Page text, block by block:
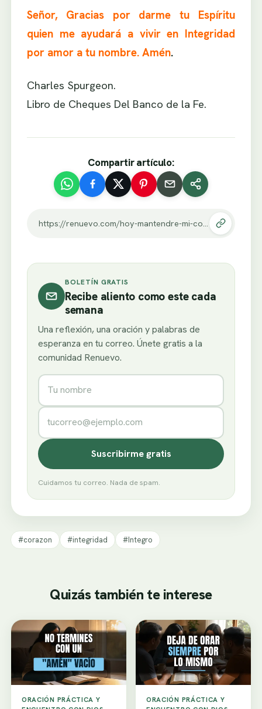
Señor, Gracias por darme tu Espíritu
quien me ayudará a vivir en Integridad
por amor a tu nombre. Amén.
Charles Spurgeon.
Libro de Cheques Del Banco de la Fe.
Compartir artículo:
https://renuevo.com/hoy-mantendre-mi-corazon-integro.html
BOLETÍN GRATIS
Recibe aliento como este cada
semana
Una reflexión, una oración y palabras de
esperanza en tu correo. Únete gratis a la
comunidad Renuevo.
Nombre
Correo electrónico
Suscribirme gratis
Cuidamos tu correo. Nada de spam.
#corazon #integridad #Integro
Quizás también te interese
ORACIÓN PRÁCTICA Y
ORACIÓN PRÁCTICA Y